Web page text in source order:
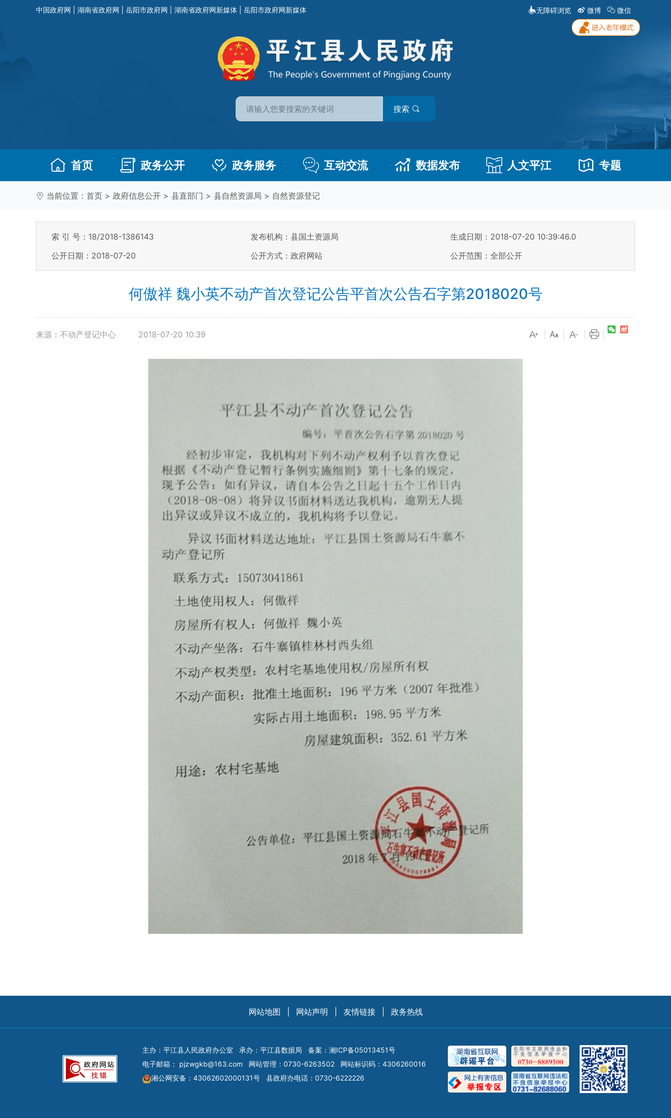
中国政府网 湖南省政府网 岳阳市政府网 湖南省政府网新媒体 岳阳市政府网新媒体 无障碍浏览 微博 微信
搜索
首页 政务公开 政务服务 互动交流 数据发布 人文平江 专题
当前位置： 首页 > 政府信息公开 > 县直部门 > 县自然资源局 > 自然资源登记
索 引 号：18/2018-1386143 发布机构：县国土资源局
生成日期：2018-07-20 10:39:46.0
公开日期：2018-07-20
公开方式：政府网站 公开范围：全部公开
何傲祥 魏小英不动产首次登记公告平首次公告石字第2018020号
来源：不动产登记中心 2018-07-20 10:39
网站地图 网站声明 友情链接 政务热线
主办：平江县人民政府办公室 承办：平江县数据局 备案： 湘ICP备05013451号
电子邮箱： pjzwgkb@163.com 网站管理：0730-6263502
网站标识码：4306260016
湘公网安备：43062602000131号
县政府办电话：0730-6222226